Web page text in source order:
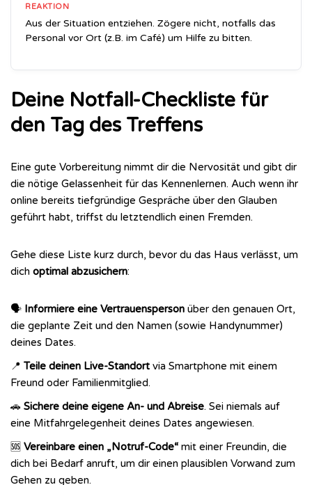
REAKTION
Aus der Situation entziehen. Zögere nicht, notfalls das
Personal vor Ort (z.B. im Café) um Hilfe zu bitten.
Deine Notfall-Checkliste für
den Tag des Treffens
Eine gute Vorbereitung nimmt dir die Nervosität und gibt dir
die nötige Gelassenheit für das Kennenlernen. Auch wenn ihr
online bereits tiefgründige Gespräche über den Glauben
geführt habt, triffst du letztendlich einen Fremden.
Gehe diese Liste kurz durch, bevor du das Haus verlässt, um
dich optimal abzusichern:
🗣️ Informiere eine Vertrauensperson über den genauen Ort,
die geplante Zeit und den Namen (sowie Handynummer)
deines Dates.
📍 Teile deinen Live-Standort via Smartphone mit einem
Freund oder Familienmitglied.
🚗 Sichere deine eigene An- und Abreise. Sei niemals auf
eine Mitfahrgelegenheit deines Dates angewiesen.
🆘 Vereinbare einen „Notruf-Code“ mit einer Freundin, die
dich bei Bedarf anruft, um dir einen plausiblen Vorwand zum
Gehen zu geben.